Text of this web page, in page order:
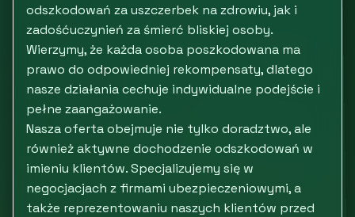
odszkodowań za uszczerbek na zdrowiu, jak i
zadośćuczynień za śmierć bliskiej osoby.
Wierzymy, że każda osoba poszkodowana ma
prawo do odpowiedniej rekompensaty, dlatego
nasze działania cechuje indywidualne podejście i
pełne zaangażowanie.
Nasza oferta obejmuje nie tylko doradztwo, ale
również aktywne dochodzenie odszkodowań w
imieniu klientów. Specjalizujemy się w
negocjacjach z firmami ubezpieczeniowymi, a
także reprezentowaniu naszych klientów przed